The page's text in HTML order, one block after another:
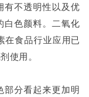
有不透明性以及优
白色颜料。二氧化
在食品行业应用已
使用。
部分看起来更加明